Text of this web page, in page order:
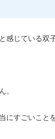
じている双
にすごいこと